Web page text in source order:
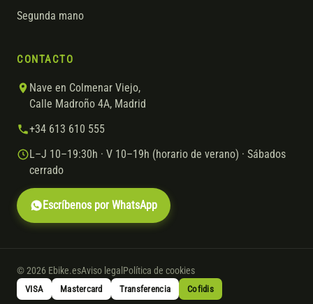
Segunda mano
CONTACTO
Nave en Colmenar Viejo,
Calle Madroño 4A, Madrid
+34 613 610 555
L–J 10–19:30h · V 10–19h (horario de verano) · Sábados
cerrado
Escríbenos por WhatsApp
© 2026 Ebike.esAviso legal Política de cookies
VISA Mastercard Transferencia Cofidis